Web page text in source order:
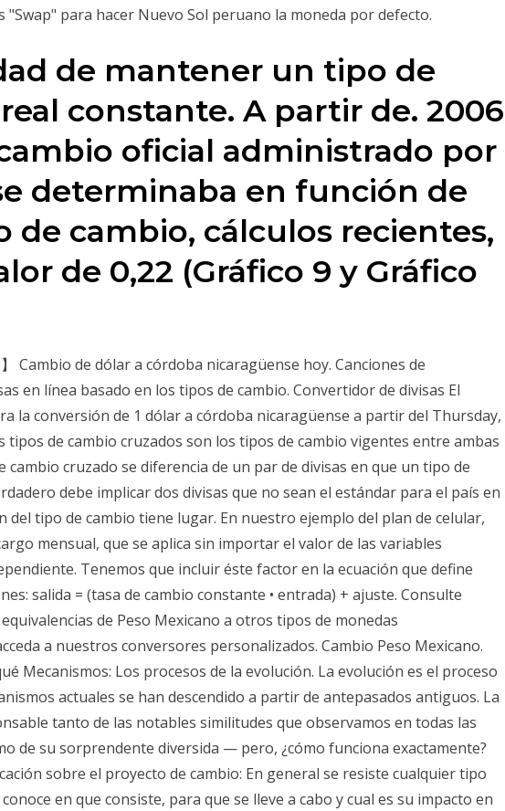
"Swap" para hacer Nuevo Sol peruano la moneda por defecto.
de mantener un tipo de
constante. A partir de. 2006
oficial administrado por
determinaba en función de
de cambio, cálculos recientes,
de 0,22 (Gráfico 9 y Gráfico
】 Cambio de dólar a córdoba nicaragüense hoy. Canciones de
en línea basado en los tipos de cambio. Convertidor de divisas El
la conversión de 1 dólar a córdoba nicaragüense a partir del Thursday,
tipos de cambio cruzados son los tipos de cambio vigentes entre ambas
cambio cruzado se diferencia de un par de divisas en que un tipo de
debe implicar dos divisas que no sean el estándar para el país en
del tipo de cambio tiene lugar. En nuestro ejemplo del plan de celular,
mensual, que se aplica sin importar el valor de las variables
Tenemos que incluir éste factor en la ecuación que define
salida = (tasa de cambio constante • entrada) + ajuste. Consulte
de Peso Mexicano a otros tipos de monedas
a nuestros conversores personalizados. Cambio Peso Mexicano.
Mecanismos: Los procesos de la evolución. La evolución es el proceso
actuales se han descendido a partir de antepasados antiguos. La
tanto de las notables similitudes que observamos en todas las
de su sorprendente diversida — pero, ¿cómo funciona exactamente?
sobre el proyecto de cambio: En general se resiste cualquier tipo
en que consiste, para que se lleve a cabo y cual es su impacto en